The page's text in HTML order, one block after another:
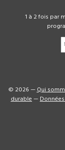
1 à 2 fois par
© 2026 —Qui
durable—